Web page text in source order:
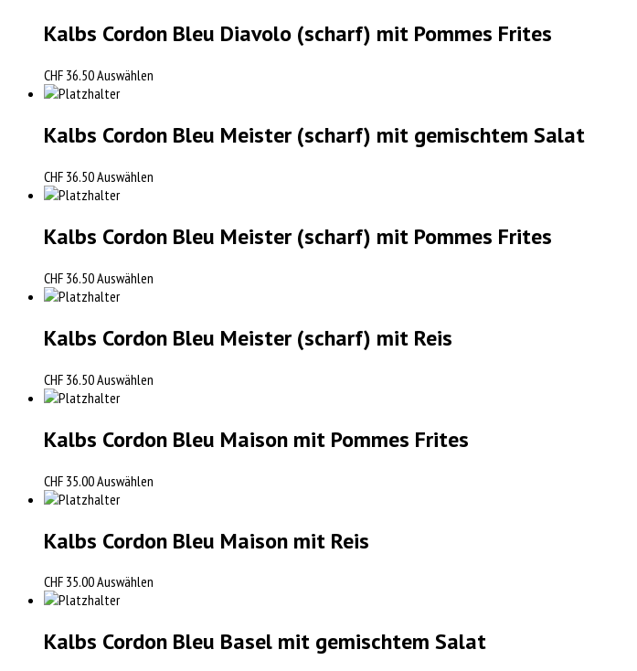
Kalbs Cordon Bleu Diavolo (scharf) mit Pommes Frites
CHF 36.50Auswählen
Kalbs Cordon Bleu Meister (scharf) mit gemischtem Salat
CHF 36.50Auswählen
Kalbs Cordon Bleu Meister (scharf) mit Pommes Frites
CHF 36.50Auswählen
Kalbs Cordon Bleu Meister (scharf) mit Reis
CHF 36.50Auswählen
Kalbs Cordon Bleu Maison mit Pommes Frites
CHF 35.00Auswählen
Kalbs Cordon Bleu Maison mit Reis
CHF 35.00Auswählen
Kalbs Cordon Bleu Basel mit gemischtem Salat